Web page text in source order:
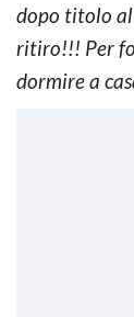
dopo titolo
ritiro!!! Per
dormire a